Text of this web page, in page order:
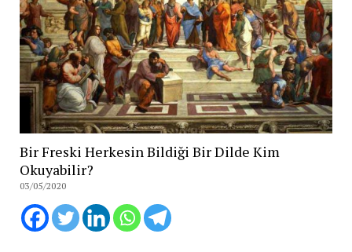
Bir Freski Herkesin Bildiği Bir Dilde Kim
Okuyabilir?
03/05/2020